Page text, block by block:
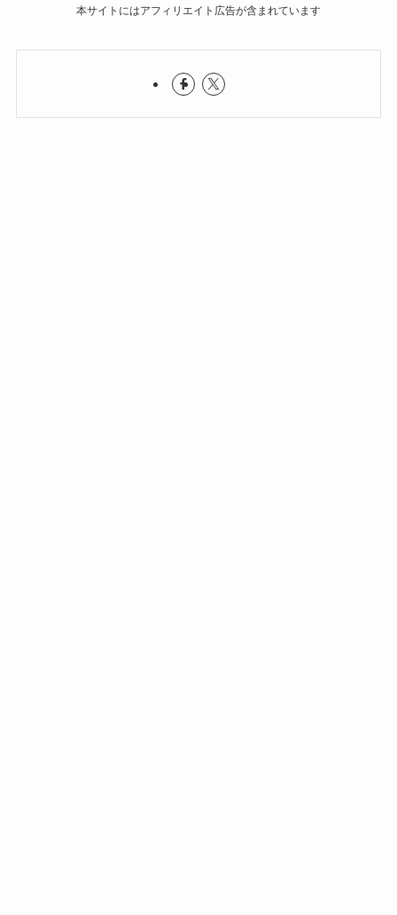
本サイトにはアフィリエイト広告が含まれています